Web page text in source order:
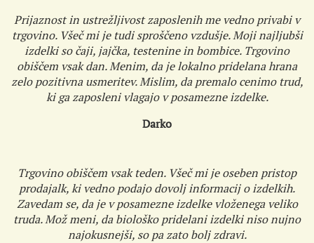
Prijaznost in ustrežljivost zaposlenih me vedno privabi v
trgovino. Všeč mi je tudi sproščeno vzdušje. Moji najljubši
izdelki so čaji, jajčka, testenine in bombice. Trgovino
obiščem vsak dan. Menim, da je lokalno pridelana hrana
zelo pozitivna usmeritev. Mislim, da premalo cenimo trud,
ki ga zaposleni vlagajo v posamezne izdelke.
Darko
Trgovino obiščem vsak teden. Všeč mi je oseben pristop
prodajalk, ki vedno podajo dovolj informacij o izdelkih.
Zavedam se, da je v posamezne izdelke vloženega veliko
truda. Mož meni, da biološko pridelani izdelki niso nujno
najokusnejši, so pa zato bolj zdravi.